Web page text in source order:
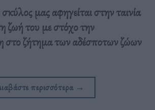
μας αφηγείται στην ταινία
ζωή του με στόχο την
στο ζήτημα των αδέσποτων ζώων
περισσότερα →